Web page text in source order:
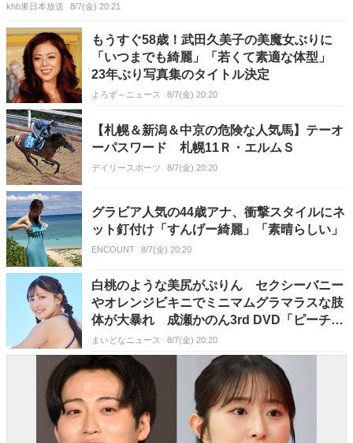
khb東日本放送 8/7(金) 20:21
もうすぐ58歳！武田久美子の美魔女ぶりに
「いつまでも綺麗」「若くて素適な体型」
23年ぶり写真集のタイトル決定
よろず～ニュース 8/7(金) 20:20
【札幌＆新潟＆中京の危険な人気馬】テーオ
ーパスワード 札幌11Ｒ・エルムＳ
デイリースポーツ 8/7(金) 20:20
グラビア人気の44歳アナ、衝撃スタイルにネ
ット釘付け「すんげー綺麗」「素晴らしい」
ENCOUNT 8/7(金) 20:20
白桃のような美尻がぷりん セクシーバニー
やオレンジビキニでミニマムグラマラスな肢
体が大暴れ 成瀬かのん3rd DVD「ピーチラ
イン」
まいどなニュース 8/7(金) 20:20